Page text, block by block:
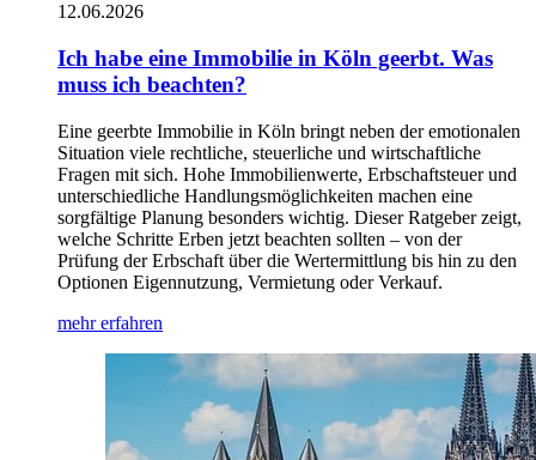
12.06.2026
Ich habe eine Immobilie in Köln geerbt. Was
muss ich beachten?
Eine geerbte Immobilie in Köln bringt neben der emotionalen
Situation viele rechtliche, steuerliche und wirtschaftliche
Fragen mit sich. Hohe Immobilienwerte, Erbschaftsteuer und
unterschiedliche Handlungsmöglichkeiten machen eine
sorgfältige Planung besonders wichtig. Dieser Ratgeber zeigt,
welche Schritte Erben jetzt beachten sollten – von der
Prüfung der Erbschaft über die Wertermittlung bis hin zu den
Optionen Eigennutzung, Vermietung oder Verkauf.
mehr erfahren